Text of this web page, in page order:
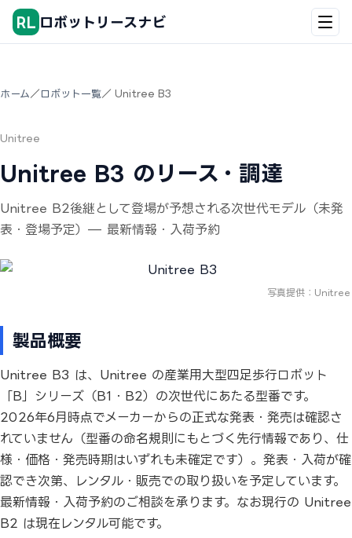
RL ロボットリースナビ
ホーム ／ ロボット一覧／ Unitree B3
Unitree
Unitree B3 のリース・調達
Unitree B2後継として登場が予想される次世代モデル（未発
表・登場予定）— 最新情報・入荷予約
写真提供：Unitree
製品概要
Unitree B3 は、Unitree の産業用大型四足歩行ロボット
「B」シリーズ（B1・B2）の次世代にあたる型番です。
2026年6月時点でメーカーからの正式な発表・発売は確認さ
れていません（型番の命名規則にもとづく先行情報であり、仕
様・価格・発売時期はいずれも未確定です）。発表・入荷が確
認でき次第、レンタル・販売での取り扱いを予定しています。
最新情報・入荷予約のご相談を承ります。なお現行の Unitree
B2 は現在レンタル可能です。